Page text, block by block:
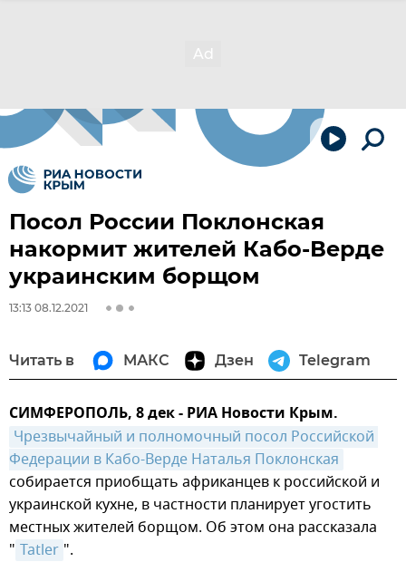
Посол России Поклонская
накормит жителей Кабо-Верде
украинским борщом
13:13 08.12.2021
Читать в МАКС Дзен Telegram
СИМФЕРОПОЛЬ, 8 дек - РИА Новости Крым.
Чрезвычайный и полномочный посол Российской
Федерации в Кабо-Верде Наталья Поклонская
собирается приобщать африканцев к российской и
украинской кухне, в частности планирует угостить
местных жителей борщом. Об этом она рассказала
" Tatler ".